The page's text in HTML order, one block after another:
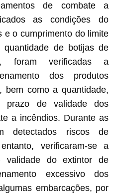
de combate a
as condições do
e o cumprimento do limite
de botijas de
foram verificadas a
dos produtos
bem como a quantidade,
prazo de validade dos
a incêndios. Durante as
detectados riscos de
verificaram-se a
validade do extintor de
excessivo dos
embarcações, por